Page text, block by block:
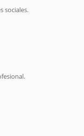
sociales.